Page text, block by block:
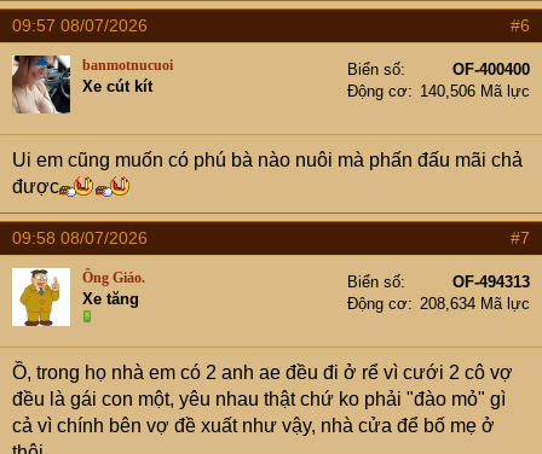
a
c
s
:
09:57 08/07/2026 #6
banmotnucuoi
Xe cút kít
Biển số
OF-400400
Động cơ
140,506 Mã lực
Ui em cũng muốn có phú bà nào nuôi mà phấn đấu mãi chả
được
09:58 08/07/2026 #7
Ông Giáo.
Xe tăng
Biển số
OF-494313
Động cơ
208,634 Mã lực
Ồ, trong họ nhà em có 2 anh ae đều đi ở rể vì cưới 2 cô vợ
đều là gái con một, yêu nhau thật chứ ko phải "đào mỏ" gì
cả vì chính bên vợ đề xuất như vậy, nhà cửa để bố mẹ ở